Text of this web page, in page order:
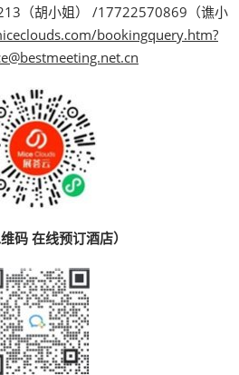
（胡小姐） /17722570869（谯小
bookingquery.htm?
维码 在线预订酒店）